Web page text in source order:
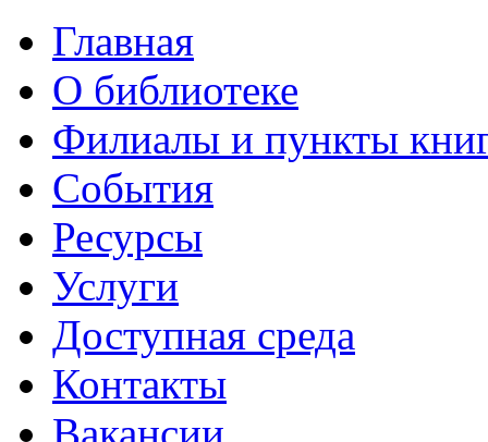
Главная
О библиотеке
Филиалы и пункты
События
Ресурсы
Услуги
Доступная среда
Контакты